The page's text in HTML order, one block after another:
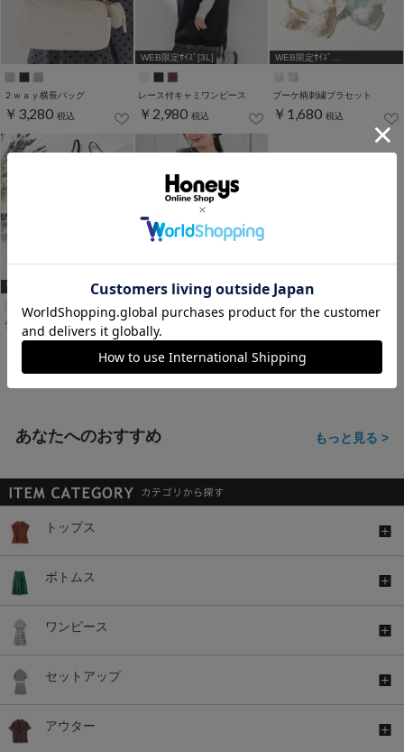
２ｗａｙ横長バッグ
￥3,280 税込
WEB限定ｻｲｽﾞ[3L]
レース付キャミワンピース
￥2,980 税込
WEB限定ｻｲｽﾞ
ブーケ柄刺繍ブラセット
￥1,680 税込
WEB限定ｻｲｽﾞ
ラメ入り花刺繍ブラセット
￥1,680
レースペプラムトップス
￥2,280
あなたへのおすすめ もっと見る >
トップス
ボトムス
ワンピース
セットアップ
アウター